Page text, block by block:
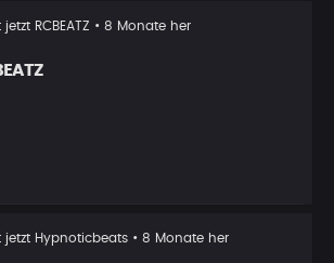
jetzt RCBEATZ • 8 Monate her
jetzt Hypnoticbeats • 8 Monate her